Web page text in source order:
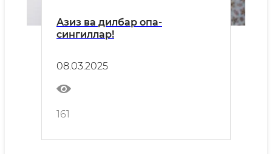
Азиз ва дилбар опа-
сингиллар!
08.03.2025
161